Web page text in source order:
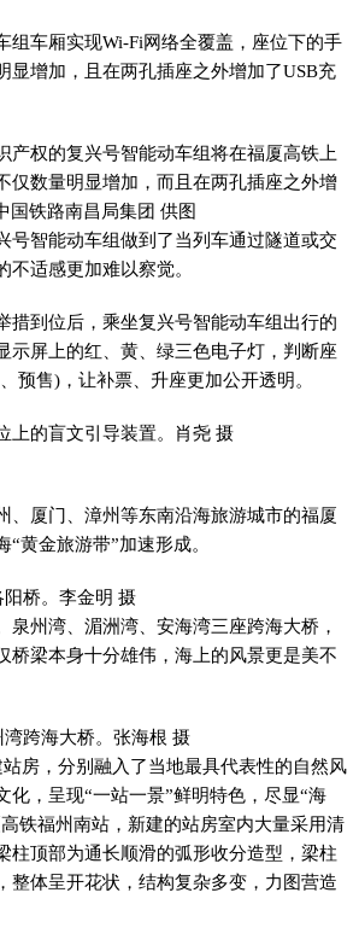
组车厢实现Wi-Fi网络全覆盖，座位下的手
显增加，且在两孔插座之外增加了USB充
产权的复兴号智能动车组将在福厦高铁上
仅数量明显增加，而且在两孔插座之外增
国铁路南昌局集团 供图
号智能动车组做到了当列车通过隧道或交
适感更加难以察觉。
措到位后，乘坐复兴号智能动车组出行的
示屏上的红、黄、绿三色电子灯，判断座
预售)，让补票、升座更加公开透明。
上的盲文引导装置。肖尧 摄
、厦门、漳州等东南沿海旅游城市的福厦
黄金旅游带”加速形成。
桥。李金明 摄
泉州湾、湄洲湾、安海湾三座跨海大桥，
桥梁本身十分雄伟，海上的风景更是美不
跨海大桥。张海根 摄
房，分别融入了当地最具代表性的自然风
化，呈现“一站一景”鲜明特色，尽显“海
铁福州南站，新建的站房室内大量采用清
柱顶部为通长顺滑的弧形收分造型，梁柱
整体呈开花状，结构复杂多变，力图营造